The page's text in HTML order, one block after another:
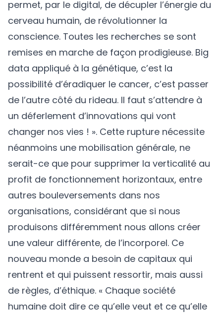
permet, par le digital, de décupler l’énergie du
cerveau humain, de révolutionner la
conscience. Toutes les recherches se sont
remises en marche de façon prodigieuse. Big
data appliqué à la génétique, c’est la
possibilité d’éradiquer le cancer, c’est passer
de l’autre côté du rideau. Il faut s’attendre à
un déferlement d’innovations qui vont
changer nos vies ! ». Cette rupture nécessite
néanmoins une mobilisation générale, ne
serait-ce que pour supprimer la verticalité au
profit de fonctionnement horizontaux, entre
autres bouleversements dans nos
organisations, considérant que si nous
produisons différemment nous allons créer
une valeur différente, de l’incorporel. Ce
nouveau monde a besoin de capitaux qui
rentrent et qui puissent ressortir, mais aussi
de règles, d’éthique. « Chaque société
humaine doit dire ce qu’elle veut et ce qu’elle